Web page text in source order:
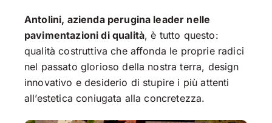
Antolini, azienda perugina leader nelle
pavimentazioni di qualità, è tutto questo:
qualità costruttiva che affonda le proprie radici
nel passato glorioso della nostra terra, design
innovativo e desiderio di stupire i più attenti
all’estetica coniugata alla concretezza.